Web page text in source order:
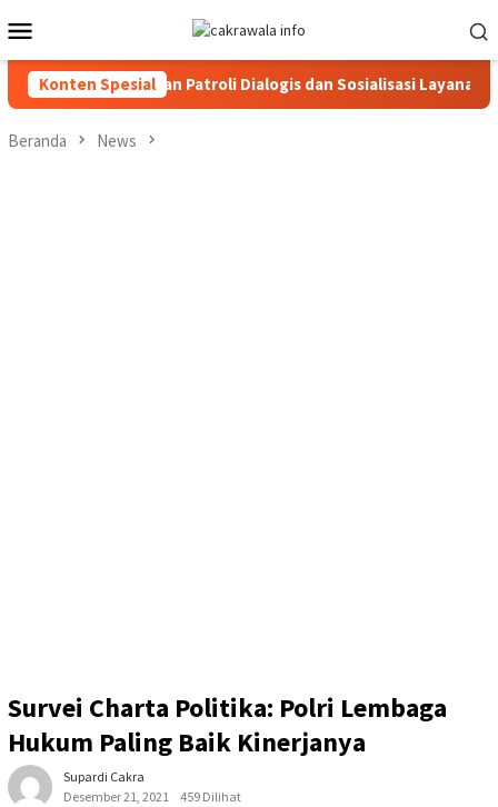
ke
kontenMobile
Konten Spesial
Gencarkan Patroli Dialogis dan Sosialisasi Layanan 110
Beranda News
Survei Charta Politika: Polri Lembaga
Hukum Paling Baik Kinerjanya
Supardi Cakra
Desember 21, 2021
459 Dilihat